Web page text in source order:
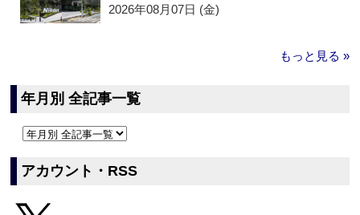
2026年08月07日 (金)
もっと見る »
年月別 全記事一覧
アカウント・RSS